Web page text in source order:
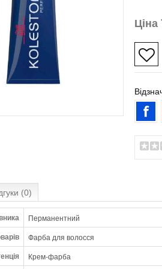
Ціна
(0)
Перманентний
Фарба для волосся
Крем-фарба